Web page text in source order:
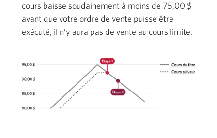
cours baisse soudainement à moins de 75,00 $
avant que votre ordre de vente puisse être
exécuté, il n’y aura pas de vente au cours limite.